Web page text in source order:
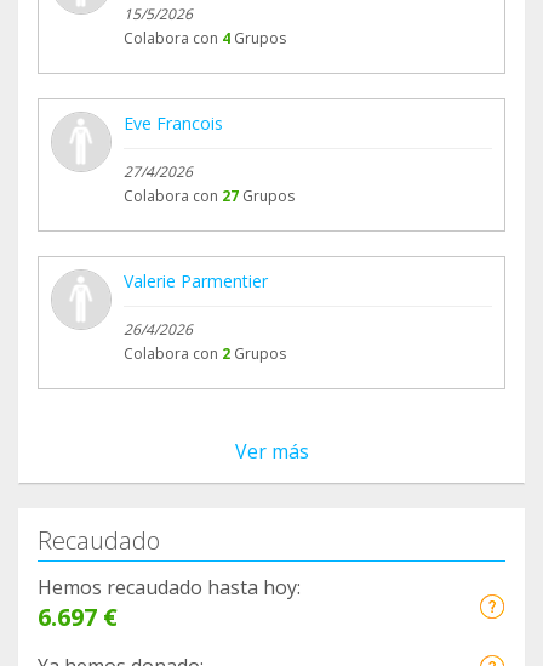
15/5/2026
Colabora con 4 Grupos
Eve Francois
27/4/2026
Colabora con 27 Grupos
Valerie Parmentier
26/4/2026
Colabora con 2 Grupos
Ver más
Recaudado
Hemos recaudado hasta hoy:
6.697 €